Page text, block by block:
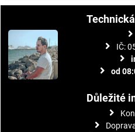
IČ:
od
Důležité